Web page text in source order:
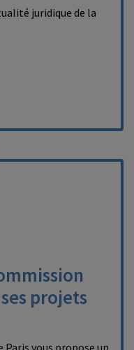
juridique de la
projets
Paris vous propose un